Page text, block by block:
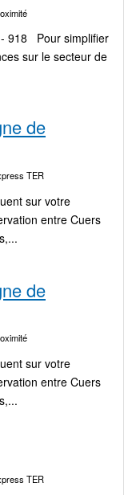
- 918 Pour simplifier
sur le secteur de
de
TER
sur votre
entre Cuers
de
sur votre
entre Cuers
TER